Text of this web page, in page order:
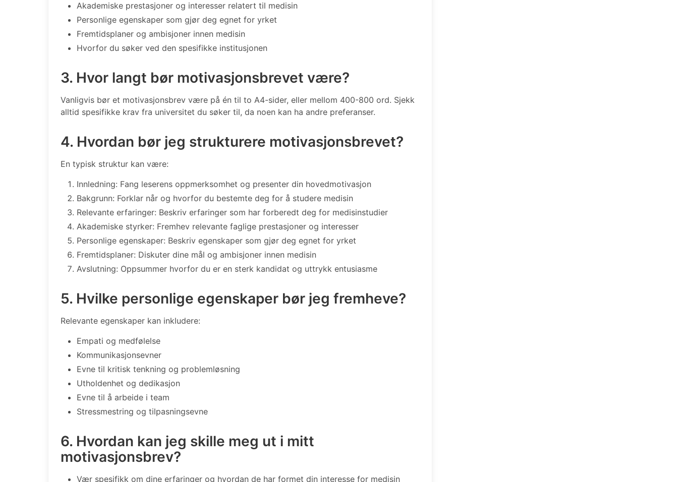
Akademiske prestasjoner og interesser relatert til medisin
Personlige egenskaper som gjør deg egnet for yrket
Fremtidsplaner og ambisjoner innen medisin
Hvorfor du søker ved den spesifikke institusjonen
3. Hvor langt bør motivasjonsbrevet være?
Vanligvis bør et motivasjonsbrev være på én til to A4-sider, eller mellom 400-800 ord. Sjekk
alltid spesifikke krav fra universitet du søker til, da noen kan ha andre preferanser.
4. Hvordan bør jeg strukturere motivasjonsbrevet?
En typisk struktur kan være:
Innledning: Fang leserens oppmerksomhet og presenter din hovedmotivasjon
Bakgrunn: Forklar når og hvorfor du bestemte deg for å studere medisin
Relevante erfaringer: Beskriv erfaringer som har forberedt deg for medisinstudier
Akademiske styrker: Fremhev relevante faglige prestasjoner og interesser
Personlige egenskaper: Beskriv egenskaper som gjør deg egnet for yrket
Fremtidsplaner: Diskuter dine mål og ambisjoner innen medisin
Avslutning: Oppsummer hvorfor du er en sterk kandidat og uttrykk entusiasme
5. Hvilke personlige egenskaper bør jeg fremheve?
Relevante egenskaper kan inkludere:
Empati og medfølelse
Kommunikasjonsevner
Evne til kritisk tenkning og problemløsning
Utholdenhet og dedikasjon
Evne til å arbeide i team
Stressmestring og tilpasningsevne
6. Hvordan kan jeg skille meg ut i mitt
motivasjonsbrev?
Vær spesifikk om dine erfaringer og hvordan de har formet din interesse for medisin